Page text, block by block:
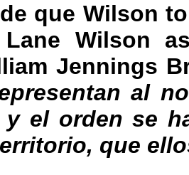
que Wilson
Lane Wilson
Jennings
al
y el orden se
que